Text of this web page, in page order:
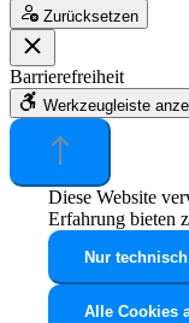
Zurücksetzen
Barrierefreiheit
Werkzeugleiste
Diese Website
Erfahrung bieten
Nur
Alle Cookies